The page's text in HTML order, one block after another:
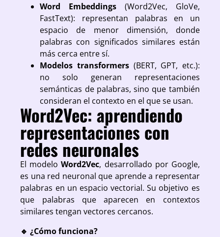
Word Embeddings (Word2Vec, GloVe,
FastText): representan palabras en un
espacio de menor dimensión, donde
palabras con significados similares están
más cerca entre sí.
Modelos transformers(BERT, GPT, etc.):
no solo generan representaciones
semánticas de palabras, sino que también
consideran el contexto en el que se usan.
Word2Vec: aprendiendo
representaciones con
redes neuronales
El modeloWord2Vec, desarrollado por Google,
es una red neuronal que aprende a representar
palabras en un espacio vectorial. Su objetivo es
que palabras que aparecen en contextos
similares tengan vectores cercanos.
🔹 ¿Cómo funciona?